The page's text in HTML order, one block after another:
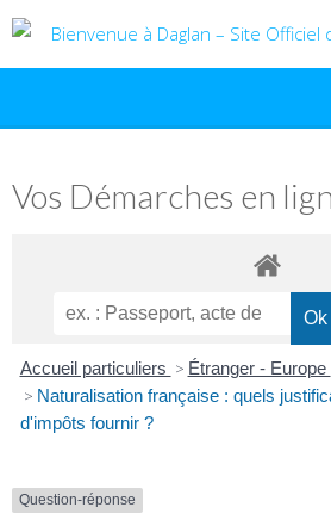
Vos Démarches en
Accueil particuliers > Étranger - Europe
> Naturalisation française : quels
d'impôts fournir ?
Question-réponse